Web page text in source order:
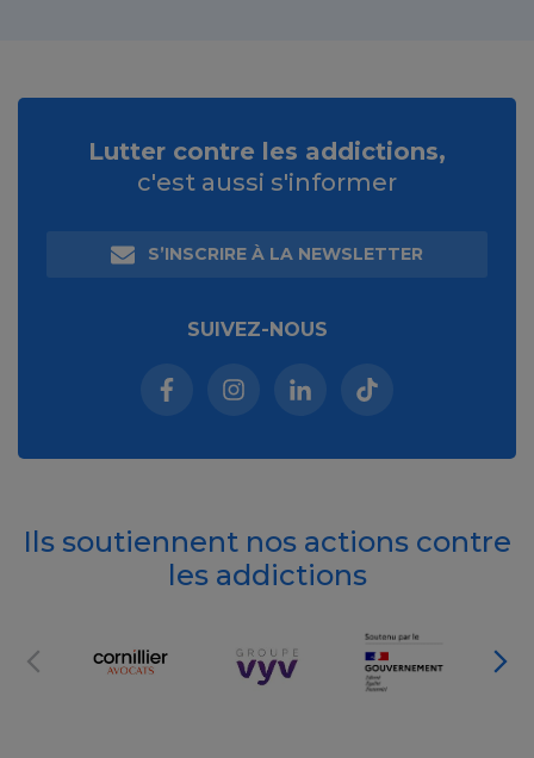
Lutter contre les addictions,
c'est aussi s'informer
S’INSCRIRE À LA NEWSLETTER
SUIVEZ-NOUS
Facebook (nouvelle fenêtre)
Instagram (nouvelle fenêtre)
Linkedin (nouvelle
Tiktok (nouvelle
Ils soutiennent nos actions contre
les addictions